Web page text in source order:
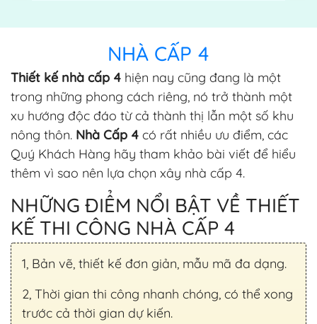
NHÀ CẤP 4
Thiết kế nhà cấp 4 hiện nay cũng đang là một
trong những phong cách riêng, nó trở thành một
xu hướng độc đáo từ cả thành thị lẫn một số khu
nông thôn. Nhà Cấp 4 có rất nhiều ưu điểm, các
Quý Khách Hàng hãy tham khảo bài viết để hiểu
thêm vì sao nên lựa chọn xây nhà cấp 4.
NHỮNG ĐIỂM NỔI BẬT VỀ THIẾT
KẾ THI CÔNG NHÀ CẤP 4
1, Bản vẽ, thiết kế đơn giản, mẫu mã đa dạng.
2, Thời gian thi công nhanh chóng, có thể xong
trước cả thời gian dự kiến.